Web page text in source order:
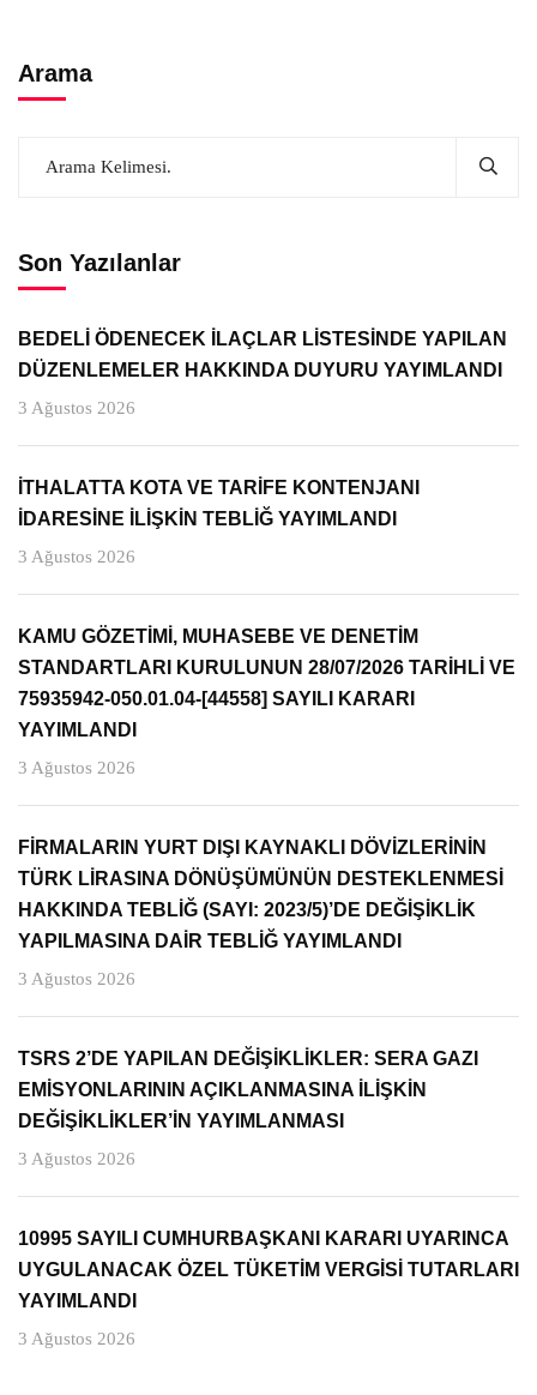
Arama
Son Yazılanlar
BEDELİ ÖDENECEK İLAÇLAR LİSTESİNDE YAPILAN
DÜZENLEMELER HAKKINDA DUYURU YAYIMLANDI
3 Ağustos 2026
İTHALATTA KOTA VE TARİFE KONTENJANI
İDARESİNE İLİŞKİN TEBLİĞ YAYIMLANDI
3 Ağustos 2026
KAMU GÖZETİMİ, MUHASEBE VE DENETİM
STANDARTLARI KURULUNUN 28/07/2026 TARİHLİ VE
75935942-050.01.04-[44558] SAYILI KARARI
YAYIMLANDI
3 Ağustos 2026
FİRMALARIN YURT DIŞI KAYNAKLI DÖVİZLERİNİN
TÜRK LİRASINA DÖNÜŞÜMÜNÜN DESTEKLENMESİ
HAKKINDA TEBLİĞ (SAYI: 2023/5)’DE DEĞİŞİKLİK
YAPILMASINA DAİR TEBLİĞ YAYIMLANDI
3 Ağustos 2026
TSRS 2’DE YAPILAN DEĞİŞİKLİKLER: SERA GAZI
EMİSYONLARININ AÇIKLANMASINA İLİŞKİN
DEĞİŞİKLİKLER’İN YAYIMLANMASI
3 Ağustos 2026
10995 SAYILI CUMHURBAŞKANI KARARI UYARINCA
UYGULANACAK ÖZEL TÜKETİM VERGİSİ TUTARLARI
YAYIMLANDI
3 Ağustos 2026